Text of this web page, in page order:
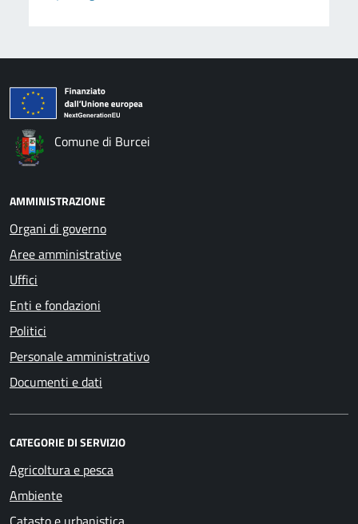
Comune di Burcei
AMMINISTRAZIONE
Organi di governo
Aree amministrative
Uffici
Enti e fondazioni
Politici
Personale amministrativo
Documenti e dati
CATEGORIE DI SERVIZIO
Agricoltura e pesca
Ambiente